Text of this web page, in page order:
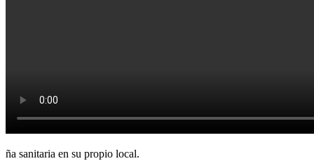
ña sanitaria en su propio local.